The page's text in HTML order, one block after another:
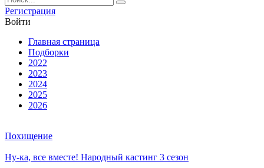
Ре­ги­ст­ра­ция
Вой­ти
Глав­ная стра­ни­ца
Подборки
2022
2023
2024
2025
2026
Похищение
Ну-ка, все вместе! Народный кастинг 3 сезон